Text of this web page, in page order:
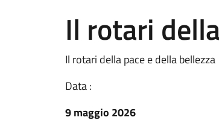
Il rotari
Il rotari della pace e della bellezza
Data :
9 maggio 2026